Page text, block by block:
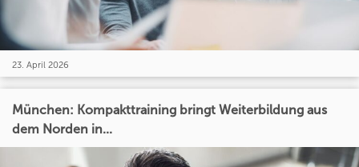
23. April 2026
München: Kompakttraining bringt Weiterbildung aus
dem Norden in...